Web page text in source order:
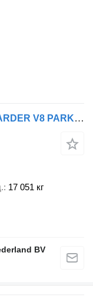
Scania R 530 A6x2/4NA DIFF-L RETARDER V8 PARK AIRCO ACC
17 051 кг
BV